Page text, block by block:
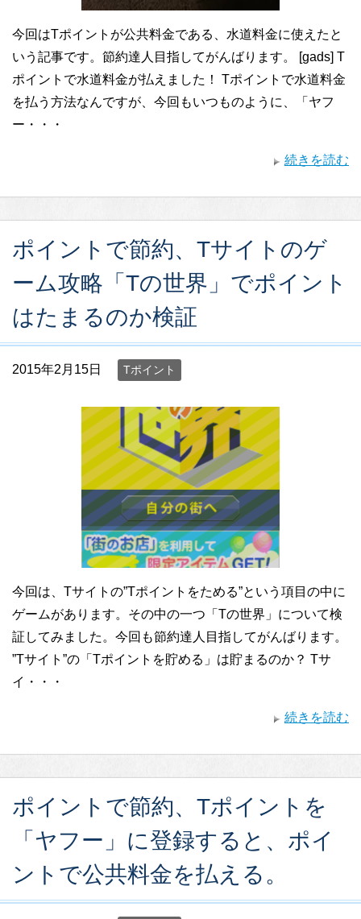
今回はTポイントが公共料金である、水道料金に使えたと
いう記事です。節約達人目指してがんばります。 [gads] T
ポイントで水道料金が払えました！ Tポイントで水道料金
を払う方法なんですが、今回もいつものように、「ヤフ
ー・・・
続きを読む
ポイントで節約、Tサイトのゲ
ーム攻略「Tの世界」でポイント
はたまるのか検証
2015年2月15日 Tポイント
今回は、Tサイトの”Tポイントをためる”という項目の中に
ゲームがあります。その中の一つ「Tの世界」について検
証してみました。今回も節約達人目指してがんばります。
”Tサイト”の「Tポイントを貯める」は貯まるのか？ Tサ
イ・・・
続きを読む
ポイントで節約、Tポイントを
「ヤフー」に登録すると、ポイ
ントで公共料金を払える。